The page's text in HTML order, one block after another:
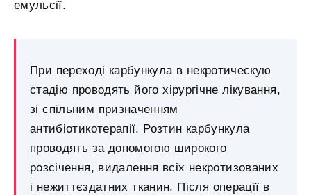
емульсії.
При переході карбункула в некротическую
стадію проводять його хірургічне лікування,
зі спільним призначенням
антибіотикотерапії. Розтин карбункула
проводять за допомогою широкого
розсічення, видалення всіх некротизованих
і нежиттєздатних тканин. Після операції в